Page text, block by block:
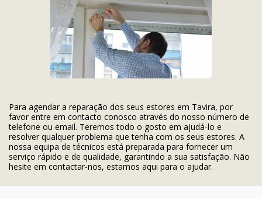
Para agendar a reparação dos seus estores em Tavira, por
favor entre em contacto conosco através do nosso número de
telefone ou email. Teremos todo o gosto em ajudá-lo e
resolver qualquer problema que tenha com os seus estores. A
nossa equipa de técnicos está preparada para fornecer um
serviço rápido e de qualidade, garantindo a sua satisfação. Não
hesite em contactar-nos, estamos aqui para o ajudar.